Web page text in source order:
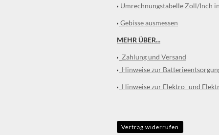
Umrechnungstabelle Zoll/Inch
Gebisse ausmessen
MEHR ÜBER...
Zahlung und Versand
Hinweise zur
Hinweise zur Elektro- und
Vertrag widerrufen